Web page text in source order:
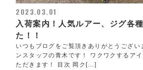
2023.03.01
入荷案内！人気ルアー、ジグ各
た！！
いつもブログをご覧頂きありがとうござい
ンスタッフの青木です！ ワクワクするア
ただきます！ 目次 岡ク[...]